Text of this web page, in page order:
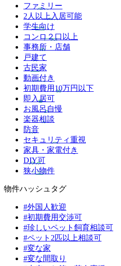
ファミリー
2人以上入居可能
学生向け
コンロ２口以上
事務所・店舗
戸建て
古民家
動画付き
初期費用10万円以下
即入居可
お風呂自慢
楽器相談
防音
セキュリティ重視
家具・家電付き
DIY可
狭小物件
物件ハッシュタグ
#外国人歓迎
#初期費用交渉可
#珍しいペット飼育相談可
#ペット2匹以上相談可
#変な家
#変な間取り